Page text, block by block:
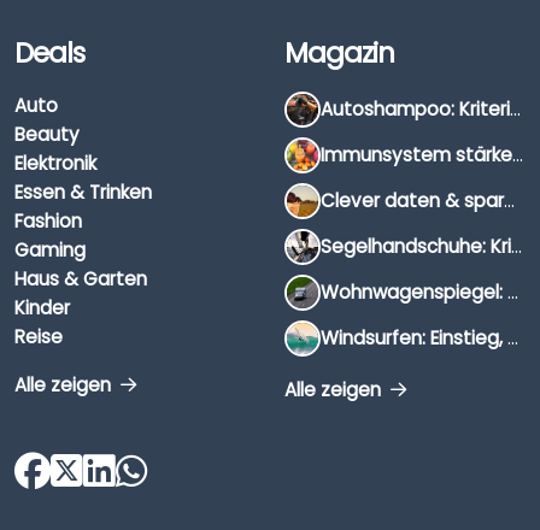
Deals
Auto
Beauty
Elektronik
Essen & Trinken
Fashion
Gaming
Haus & Garten
Kinder
Reise
Alle zeigen
Magazin
Autoshampoo: Kriterien, Unterschiede & Anwendung
Immunsystem stärken: Hausmittel, Vitamine & Wissenswertes
Clever daten & sparen: So findest du die besten Deals für Dates und Unternehmungen
Segelhandschuhe: Kriterien, Materialien & Tipps
Wohnwagenspiegel: Auswahl, Preise & Montage
Windsurfen: Einstieg, Ausrüstung & Tipps
Alle zeigen